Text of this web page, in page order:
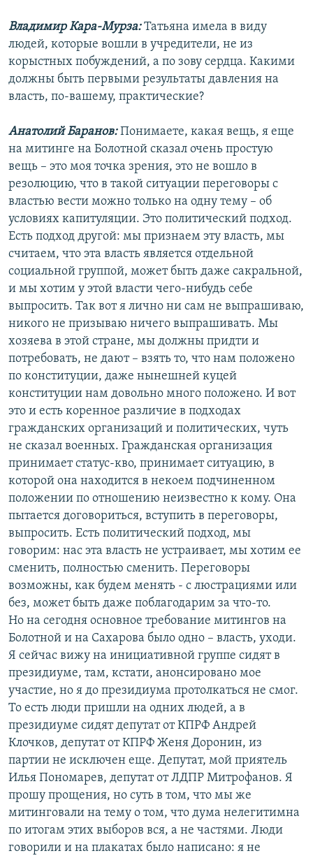
Владимир Кара-Мурза:Татьяна имела в виду
людей, которые вошли в учредители, не из
корыстных побуждений, а по зову сердца. Какими
должны быть первыми результаты давления на
власть, по-вашему, практические?
Анатолий Баранов:Понимаете, какая вещь, я еще
на митинге на Болотной сказал очень простую
вещь – это моя точка зрения, это не вошло в
резолюцию, что в такой ситуации переговоры с
властью вести можно только на одну тему – об
условиях капитуляции. Это политический подход.
Есть подход другой: мы признаем эту власть, мы
считаем, что эта власть является отдельной
социальной группой, может быть даже сакральной,
и мы хотим у этой власти чего-нибудь себе
выпросить. Так вот я лично ни сам не выпрашиваю,
никого не призываю ничего выпрашивать. Мы
хозяева в этой стране, мы должны придти и
потребовать, не дают – взять то, что нам положено
по конституции, даже нынешней куцей
конституции нам довольно много положено. И вот
это и есть коренное различие в подходах
гражданских организаций и политических, чуть
не сказал военных. Гражданская организация
принимает статус-кво, принимает ситуацию, в
которой она находится в некоем подчиненном
положении по отношению неизвестно к кому. Она
пытается договориться, вступить в переговоры,
выпросить. Есть политический подход, мы
говорим: нас эта власть не устраивает, мы хотим ее
сменить, полностью сменить. Переговоры
возможны, как будем менять - с люстрациями или
без, может быть даже поблагодарим за что-то.
Но на сегодня основное требование митингов на
Болотной и на Сахарова было одно – власть, уходи.
Я сейчас вижу на инициативной группе сидят в
президиуме, там, кстати, анонсировано мое
участие, но я до президиума протолкаться не смог.
То есть люди пришли на одних людей, а в
президиуме сидят депутат от КПРФ Андрей
Клочков, депутат от КПРФ Женя Доронин, из
партии не исключен еще. Депутат, мой приятель
Илья Пономарев, депутат от ЛДПР Митрофанов. Я
прошу прощения, но суть в том, что мы же
митинговали на тему о том, что дума нелегитимна
по итогам этих выборов вся, а не частями. Люди
говорили и на плакатах было написано: я не